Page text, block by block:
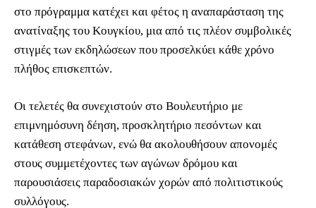
στο πρόγραμμα κατέχει και φέτος η αναπαράσταση της
ανατίναξης του Κουγκίου, μια από τις πλέον συμβολικές
στιγμές των εκδηλώσεων που προσελκύει κάθε χρόνο
πλήθος επισκεπτών.
Οι τελετές θα συνεχιστούν στο Βουλευτήριο με
επιμνημόσυνη δέηση, προσκλητήριο πεσόντων και
κατάθεση στεφάνων, ενώ θα ακολουθήσουν απονομές
στους συμμετέχοντες των αγώνων δρόμου και
παρουσιάσεις παραδοσιακών χορών από πολιτιστικούς
συλλόγους.